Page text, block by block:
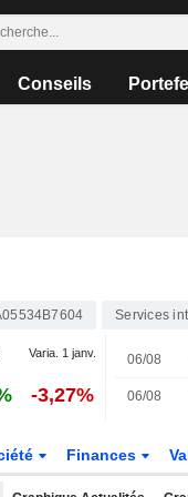
Conseils
Services
Varia. 1 janv.
-3,27%
06/08
06/08
Finances